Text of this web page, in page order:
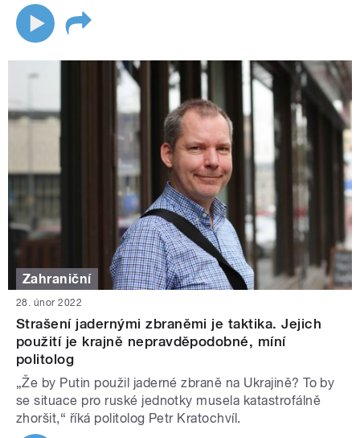
Zahraniční
28. únor 2022
Strašení jadernými zbraněmi je taktika. Jejich
použití je krajně nepravděpodobné, míní
politolog
„Že by Putin použil jaderné zbraně na Ukrajině? To by
se situace pro ruské jednotky musela katastrofálně
zhoršit,“ říká politolog Petr Kratochvíl.